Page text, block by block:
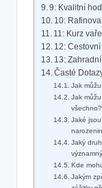
9: Kvalitní
10:
11: Kurz
12:
13:
Časté
Jak
Jak
všechno?
Jaké
Jaký
Kde
Jakým